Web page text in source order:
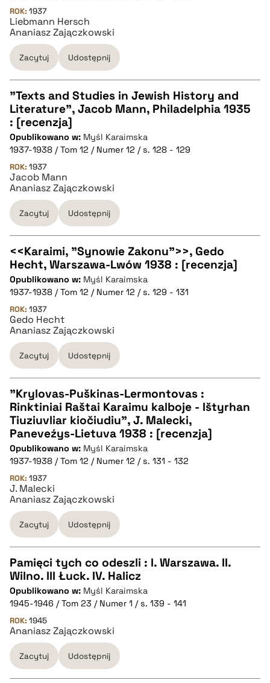
BIBTEX
pobierz cytat
ROK: 1937
Liebmann Hersch
Ananiasz Zajączkowski
Zacytuj Udostępnij
CZYSTY TEKST
pobierz cytat
BIBTEX
pobierz cytat
"Texts and Studies in Jewish History and
Literature", Jacob Mann, Philadelphia 1935
: [recenzja]
Opublikowano w: Myśl Karaimska
1937-1938 / Tom 12 / Numer 12 / s. 128 - 129
ROK: 1937
Jacob Mann
Ananiasz Zajączkowski
Zacytuj Udostępnij
CZYSTY TEKST
pobierz cytat
BIBTEX
pobierz cytat
<<Karaimi, "Synowie Zakonu">>, Gedo
Hecht, Warszawa-Lwów 1938 : [recenzja]
Opublikowano w: Myśl Karaimska
1937-1938 / Tom 12 / Numer 12 / s. 129 - 131
ROK: 1937
Gedo Hecht
Ananiasz Zajączkowski
Zacytuj Udostępnij
CZYSTY TEKST
pobierz cytat
BIBTEX
pobierz cytat
"Krylovas-Puškinas-Lermontovas :
Rinktiniai Raštai Karaimu kalboje - Ištyrhan
Tiuziuvliar kiočiudiu", J. Malecki,
Paneveźys-Lietuva 1938 : [recenzja]
Opublikowano w: Myśl Karaimska
1937-1938 / Tom 12 / Numer 12 / s. 131 - 132
ROK: 1937
J. Malecki
Ananiasz Zajączkowski
Zacytuj Udostępnij
CZYSTY TEKST
pobierz cytat
BIBTEX
Pamięci tych co odeszli : I. Warszawa. II.
Wilno. III Łuck. IV. Halicz
Opublikowano w: Myśl Karaimska
1945-1946 / Tom 23 / Numer 1 / s. 139 - 141
ROK: 1945
Ananiasz Zajączkowski
Zacytuj Udostępnij